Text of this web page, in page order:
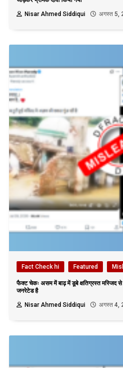
Nisar Ahmed Siddiqui
अगस्त 5,
Fact Check hi Featured
फैक्ट चेकः असम में बाढ़ में डूबे क्षतिग्रस्त मस्जिद
जनरेटेड है
Nisar Ahmed Siddiqui
अगस्त 4,